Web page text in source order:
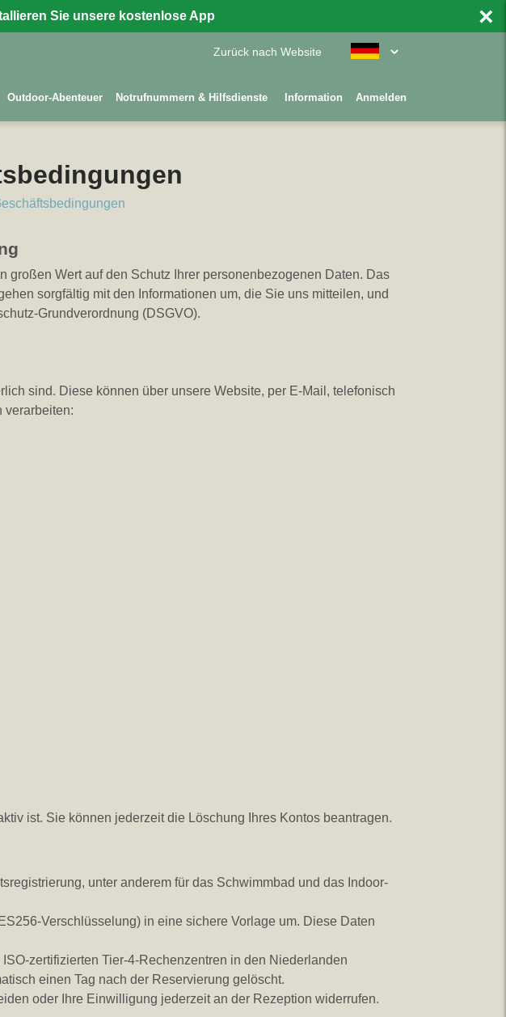
Sie unsere kostenlose App ×
Zurück nach Website
Outdoor-Abenteuer Notrufnummern & Hilfsdienste Information Anmelden
Wert auf den Schutz Ihrer personenbezogenen Daten. Das
sorgfältig mit den Informationen um, die Sie uns mitteilen, und
Grundverordnung (DSGVO).
sind. Diese können über unsere Website, per E-Mail, telefonisch
verarbeiten:
ist. Sie können jederzeit die Löschung Ihres Kontos beantragen.
unter anderem für das Schwimmbad und das Indoor-
Verschlüsselung) in eine sichere Vorlage um. Diese Daten
zertifizierten Tier-4-Rechenzentren in den Niederlanden
einen Tag nach der Reservierung gelöscht.
oder Ihre Einwilligung jederzeit an der Rezeption widerrufen.